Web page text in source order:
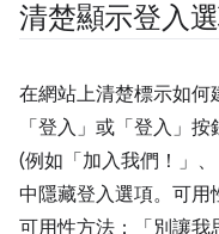
清楚顯示登入
在網站上清楚標示如何
「登入」 或「登入」 按
(例如「加入我們！」
中隱藏登入選項。可用
可用性方法：「別讓我